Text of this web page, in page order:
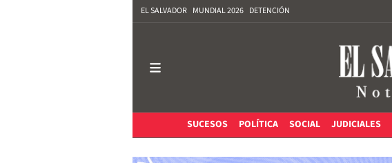
EL SALVADOR MUNDIAL 2026 DETENCIÓN
SUCESOS
POLÍTICA SOCIAL JUDICIALES